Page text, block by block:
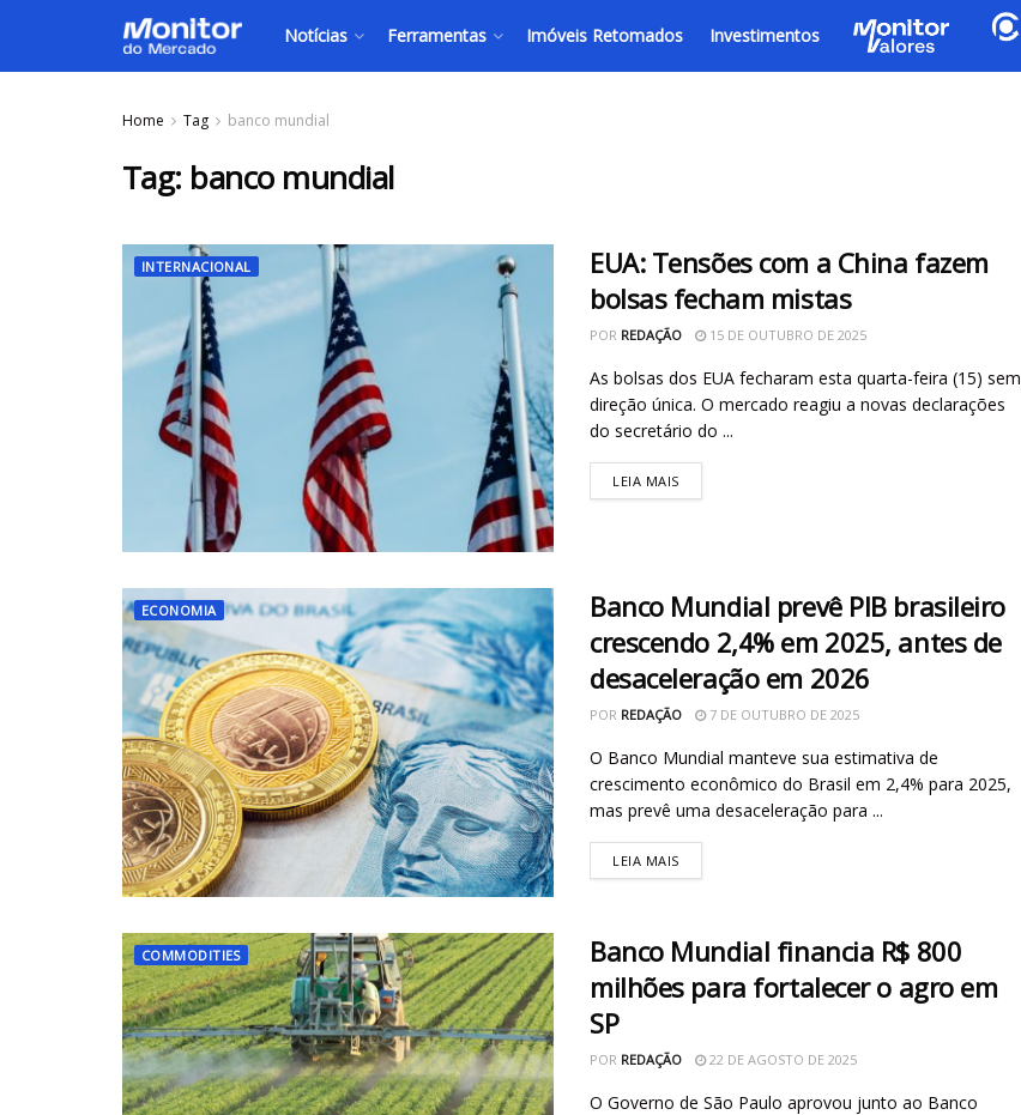
Notícias Ferramentas Imóveis Retomados Investimentos
Home Tag banco mundial
Tag: banco mundial
INTERNACIONAL
EUA: Tensões com a China fazem
bolsas fecham mistas
POR REDAÇÃO 15 DE OUTUBRO DE 2025
As bolsas dos EUA fecharam esta quarta-feira (15) sem
direção única. O mercado reagiu a novas declarações
do secretário do ...
LEIA MAIS
ECONOMIA
Banco Mundial prevê PIB brasileiro
crescendo 2,4% em 2025, antes de
desaceleração em 2026
POR REDAÇÃO 7 DE OUTUBRO DE 2025
O Banco Mundial manteve sua estimativa de
crescimento econômico do Brasil em 2,4% para 2025,
mas prevê uma desaceleração para ...
LEIA MAIS
COMMODITIES
Banco Mundial financia R$ 800
milhões para fortalecer o agro em
SP
POR REDAÇÃO 22 DE AGOSTO DE 2025
O Governo de São Paulo aprovou junto ao Banco